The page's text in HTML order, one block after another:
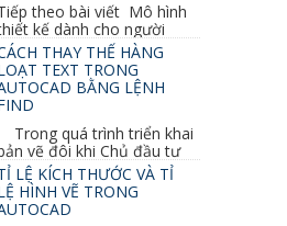
theo bài viết Mô hình
kế dành cho người
chúng ta cùng tìm hiểu
THAY THẾ HÀNG
TEXT TRONG
BẰNG LỆNH
Trong quá trình triển khai
vẽ đôi khi Chủ đầu tư
do bản vẽ mình ghi chú
LỆ KÍCH THƯỚC VÀ TỈ
HÌNH VẼ TRONG